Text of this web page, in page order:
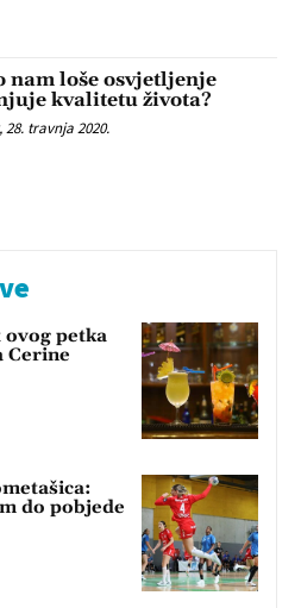
nam loše osvjetljenje
kvalitetu života?
28. travnja 2020.
petka
Cerine
do pobjede